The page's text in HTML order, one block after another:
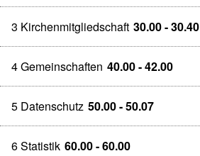
3 Kirchenmitgliedschaft 30.00 - 30.40
4 Gemeinschaften 40.00 - 42.00
5 Datenschutz 50.00 - 50.07
6 Statistik 60.00 - 60.00